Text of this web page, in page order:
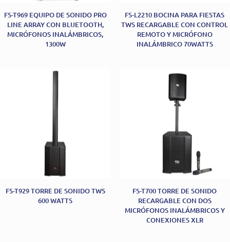
FS-T969 EQUIPO DE SONIDO PRO
LINE ARRAY CON BLUETOOTH,
MICRÓFONOS INALÁMBRICOS,
1300W
FS-L2210 BOCINA PARA FIESTAS
TWS RECARGABLE CON CONTROL
REMOTO Y MICRÓFONO
INALÁMBRICO 70WATTS
FS-T929 TORRE DE SONIDO TWS
600 WATTS
FS-T700 TORRE DE SONIDO
RECARGABLE CON DOS
MICRÓFONOS INALÁMBRICOS Y
CONEXIONES XLR